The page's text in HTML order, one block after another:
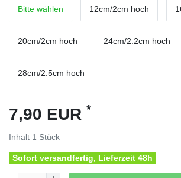
Bitte wählen 12cm/2cm hoch
20cm/2cm hoch 24cm/2.2cm hoch
28cm/2.5cm hoch
7,90 EUR *
Inhalt 1 Stück
Sofort versandfertig, Lieferzeit 48h